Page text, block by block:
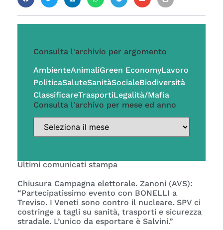
Consulta l'archivio per argomento
AmbienteAnimaliGreen EconomyLavoro
PoliticaSaluteSanitàSocialeBiodiversità
ClassificareTrasportiLegalità/Mafia
Consulta l'archivo per mese ed anno
Ultimi comunicati stampa
Chiusura Campagna elettorale. Zanoni (AVS):
“Partecipatissimo evento con BONELLI a
Treviso. I Veneti sono contro il nucleare. SPV ci
costringe a tagli su sanità, trasporti e sicurezza
stradale. L’unico da esportare è Salvini.”